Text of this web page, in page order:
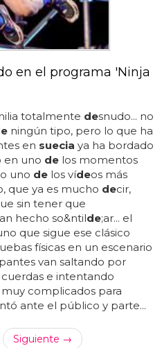
en el programa 'Ninja
totalmente desnudo... no
ningún tipo, pero lo que ha
en suecia ya ha bordado
en uno de los momentos
uno de los vídeos más
que ya es mucho decir,
sin tener que
hecho so&ntilde;ar... el
que sigue ese clásico
físicas en un escenario
van saltando por
e intentando
complicados para
ante el público y parte...
Siguiente →